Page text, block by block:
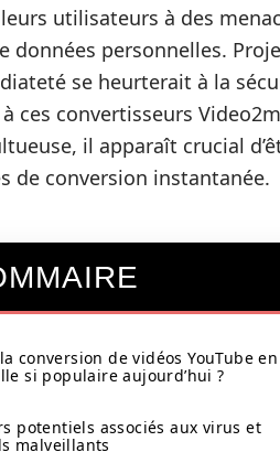
utilisateurs à des
données personnelles.
se heurterait à la
ces convertisseurs
il apparaît crucial
de conversion instantanée.
conversion de vidéos YouTube en
si populaire aujourd’hui ?
potentiels associés aux virus et
malveillants